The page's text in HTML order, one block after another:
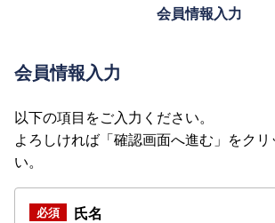
会員情報入力
会員情報入力
以下の項目をご入力ください。
よろしければ「確認画面へ進む」をクリ
い。
氏名